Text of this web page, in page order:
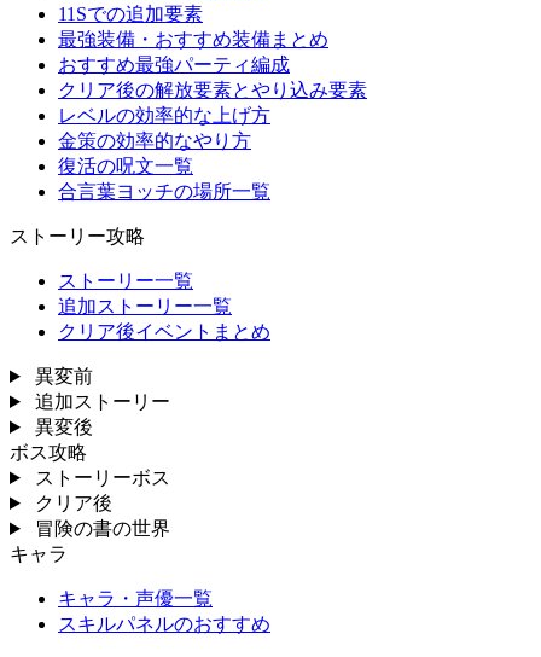
11Sでの追加要素
最強装備・おすすめ装備まとめ
おすすめ最強パーティ編成
クリア後の解放要素とやり込み要素
レベルの効率的な上げ方
金策の効率的なやり方
復活の呪文一覧
合言葉ヨッチの場所一覧
ストーリー攻略
ストーリー一覧
追加ストーリー一覧
クリア後イベントまとめ
異変前
追加ストーリー
異変後
ボス攻略
ストーリーボス
クリア後
冒険の書の世界
キャラ
キャラ・声優一覧
スキルパネルのおすすめ